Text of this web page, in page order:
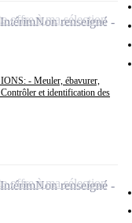
- Meuler, ébavurer,
et identification des
IntérimNon renseigné
offre à ma sélection
IntérimNon renseigné
offre à ma sélection